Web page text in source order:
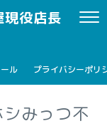
現役店長
ル プライバシーポリ
みっつ不